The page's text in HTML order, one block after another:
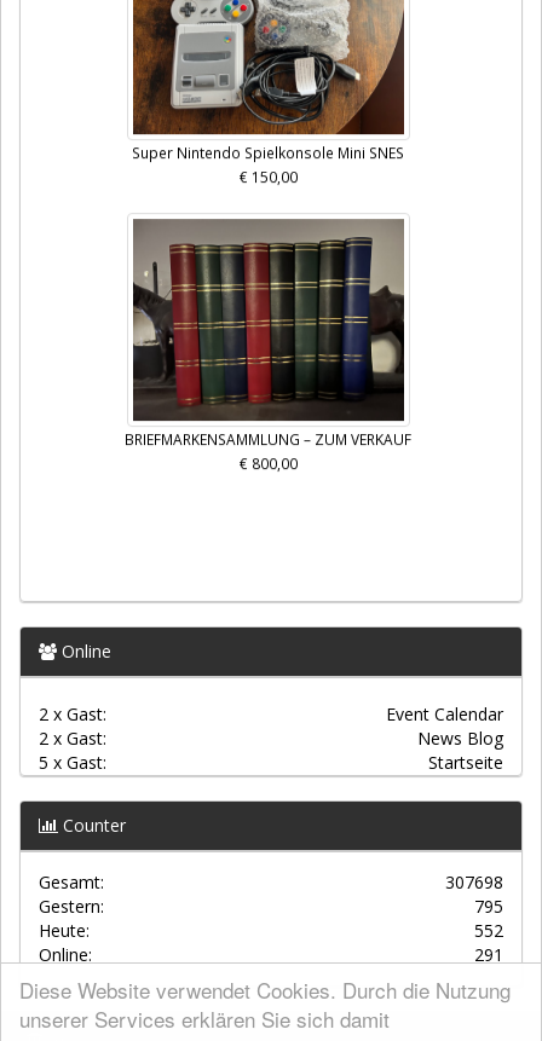
Diese Website verwendet Cookies. Durch die Nutzung
unserer Services erklären Sie sich damit
Super Nintendo Spielkonsole Mini SNES
€ 150,00
BRIEFMARKENSAMMLUNG – ZUM VERKAUF
€ 800,00
Online
2 x Gast:
Event Calendar
2 x Gast:
News Blog
5 x Gast:
Startseite
Counter
Gesamt:
307698
Gestern:
795
Heute:
552
Online:
291